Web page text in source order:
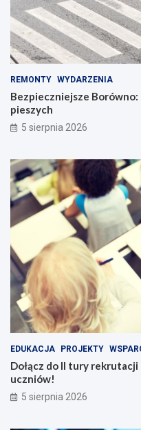
REMONTY WYDARZENIA
Bezpieczniejsze
pieszych
5 sierpnia 2026
EDUKACJA PROJEKTY
Dołącz do II tury
uczniów!
5 sierpnia 2026